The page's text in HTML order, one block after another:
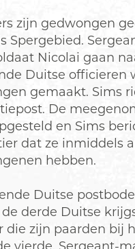
zijn gedwongen
Spergebied.
Nicolai gaan
Duitse officieren
gemaakt. Sims
De
en Sims
dat ze inmiddels
hebben.
Duitse
derde Duitse
die zijn paarden bij